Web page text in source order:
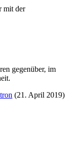
mit der
gegenüber, im
(21. April 2019)